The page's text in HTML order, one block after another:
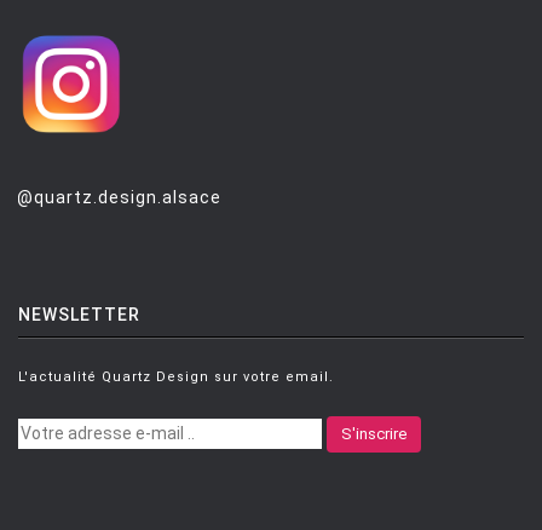
MOOG DESIGN
MOOOI
MOROSO
OLUCE
OPINION CIATTI
PETITE FRITURE
@quartz.design.alsace
NEWSLETTER
L'actualité Quartz Design sur votre email.
S'inscrire